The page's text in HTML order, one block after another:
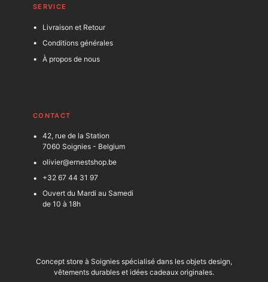
SERVICE
Livraison et Retour
Conditions générales
À propos de nous
CONTACT
42, rue de la Station
7060 Soignies - Belgium
olivier@ernestshop.be
+32 67 44 31 97
Ouvert du Mardi au Samedi
de 10 à 18h
Concept store à Soignies spécialisé dans les objets design,
vêtements durables et idées cadeaux originales.